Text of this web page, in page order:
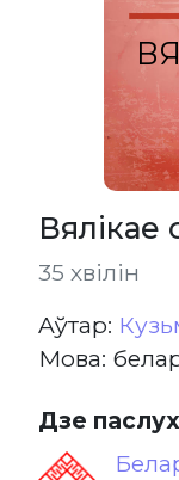
Вялікае
35 хвілін
Aўтар:
Мова:
Дзе